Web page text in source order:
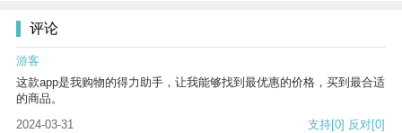
评论
游客
这款app是我购物的得力助手，让我能够找到最优惠的价格，买到最合适
的商品。
2024-03-31
支持[0] 反对[0]